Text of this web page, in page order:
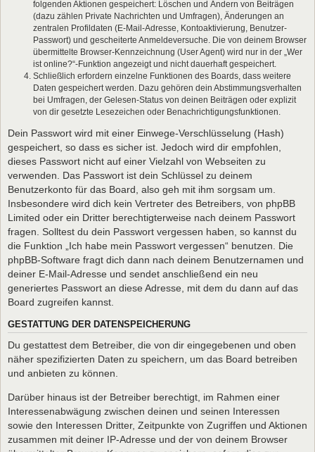
folgenden Aktionen gespeichert: Löschen und Ändern von Beiträgen
(dazu zählen Private Nachrichten und Umfragen), Änderungen an
zentralen Profildaten (E-Mail-Adresse, Kontoaktivierung, Benutzer-
Passwort) und gescheiterte Anmeldeversuche. Die von deinem Browser
übermittelte Browser-Kennzeichnung (User Agent) wird nur in der „Wer
ist online?“-Funktion angezeigt und nicht dauerhaft gespeichert.
Schließlich erfordern einzelne Funktionen des Boards, dass weitere
Daten gespeichert werden. Dazu gehören dein Abstimmungsverhalten
bei Umfragen, der Gelesen-Status von deinen Beiträgen oder explizit
von dir gesetzte Lesezeichen oder Benachrichtigungsfunktionen.
Dein Passwort wird mit einer Einwege-Verschlüsselung (Hash)
gespeichert, so dass es sicher ist. Jedoch wird dir empfohlen,
dieses Passwort nicht auf einer Vielzahl von Webseiten zu
verwenden. Das Passwort ist dein Schlüssel zu deinem
Benutzerkonto für das Board, also geh mit ihm sorgsam um.
Insbesondere wird dich kein Vertreter des Betreibers, von phpBB
Limited oder ein Dritter berechtigterweise nach deinem Passwort
fragen. Solltest du dein Passwort vergessen haben, so kannst du
die Funktion „Ich habe mein Passwort vergessen“ benutzen. Die
phpBB-Software fragt dich dann nach deinem Benutzernamen und
deiner E-Mail-Adresse und sendet anschließend ein neu
generiertes Passwort an diese Adresse, mit dem du dann auf das
Board zugreifen kannst.
GESTATTUNG DER DATENSPEICHERUNG
Du gestattest dem Betreiber, die von dir eingegebenen und oben
näher spezifizierten Daten zu speichern, um das Board betreiben
und anbieten zu können.
Darüber hinaus ist der Betreiber berechtigt, im Rahmen einer
Interessenabwägung zwischen deinen und seinen Interessen
sowie den Interessen Dritter, Zeitpunkte von Zugriffen und Aktionen
zusammen mit deiner IP-Adresse und der von deinem Browser